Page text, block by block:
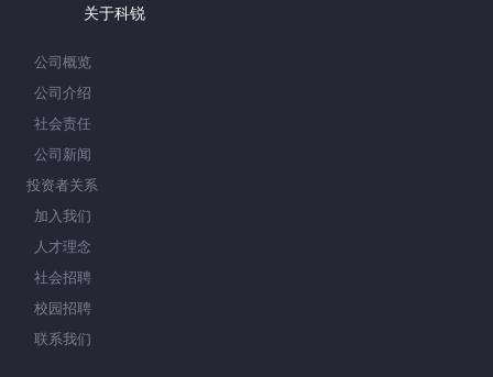
关于科锐
公司概览
公司介绍
社会责任
公司新闻
投资者关系
加入我们
人才理念
社会招聘
校园招聘
联系我们